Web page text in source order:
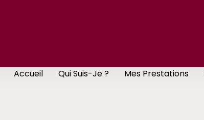
Accueil Qui Suis-Je ? Mes Prestations